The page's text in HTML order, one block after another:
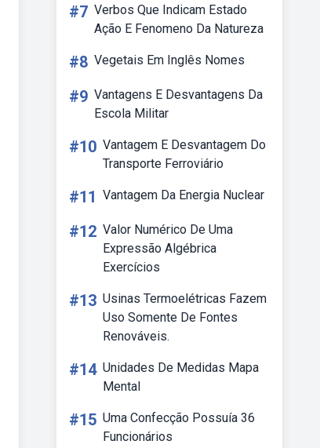
#7 Verbos Que Indicam Estado
Ação E Fenomeno Da Natureza
#8 Vegetais Em Inglês Nomes
#9 Vantagens E Desvantagens Da
Escola Militar
#10 Vantagem E Desvantagem Do
Transporte Ferroviário
#11 Vantagem Da Energia Nuclear
#12 Valor Numérico De Uma
Expressão Algébrica
Exercícios
#13 Usinas Termoelétricas Fazem
Uso Somente De Fontes
Renováveis.
#14 Unidades De Medidas Mapa
Mental
#15 Uma Confecção Possuía 36
Funcionários